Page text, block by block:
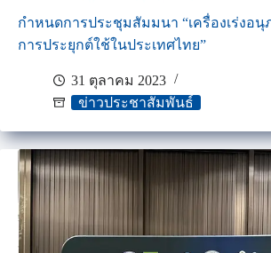
กำหนดการประชุมสัมมนา “เครื่องเร่งอนุ
การประยุกต์ใช้ในประเทศไทย”
31 ตุลาคม 2023
ข่าวประชาสัมพันธ์